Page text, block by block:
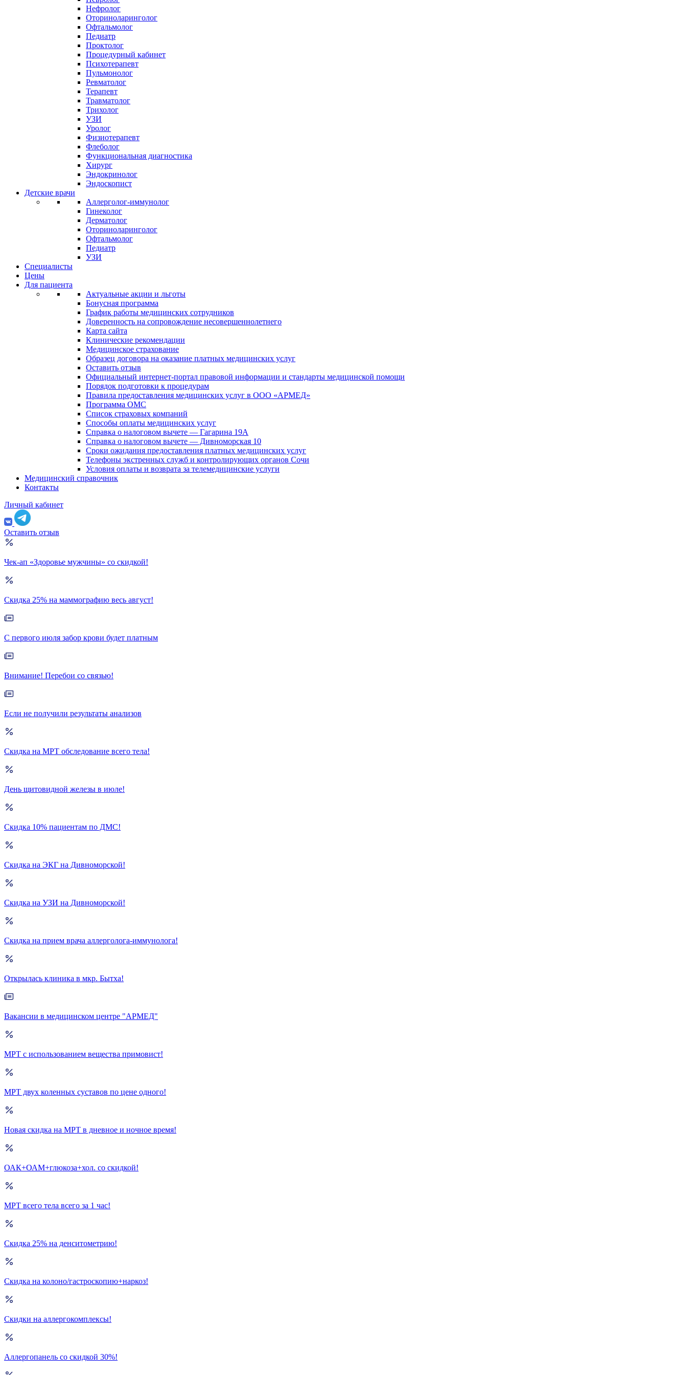
Нефролог
Оториноларинголог
Офтальмолог
Педиатр
Проктолог
Процедурный кабинет
Психотерапевт
Пульмонолог
Ревматолог
Терапевт
Травматолог
Трихолог
УЗИ
Уролог
Физиотерапевт
Флеболог
Функциональная диагностика
Хирург
Эндокринолог
Эндоскопист
Детские врачи
Аллерголог-иммунолог
Гинеколог
Дерматолог
Оториноларинголог
Офтальмолог
Педиатр
УЗИ
Специалисты
Цены
Для пациента
Актуальные акции и льготы
Бонусная программа
График работы медицинских сотрудников
Доверенность на сопровождение несовершеннолетнего
Карта сайта
Клинические рекомендации
Медицинское страхование
Образец договора на оказание платных медицинских услуг
Оставить отзыв
Официальный интернет-портал правовой информации и стандарты медицинской помощи
Порядок подготовки к процедурам
Правила предоставления медицинских услуг в ООО «АРМЕД»
Программа ОМС
Список страховых компаний
Способы оплаты медицинских услуг
Справка о налоговом вычете — Гагарина 19А
Справка о налоговом вычете — Дивноморская 10
Сроки ожидания предоставления платных медицинских услуг
Телефоны экстренных служб и контролирующих органов Сочи
Условия оплаты и возврата за телемедицинские услуги
Медицинский справочник
Контакты
Личный кабинет
Оставить отзыв
Чек-ап «Здоровье мужчины» со скидкой!
Скидка 25% на маммографию весь август!
С первого июля забор крови будет платным
Внимание! Перебои со связью!
Если не получили результаты анализов
Скидка на МРТ обследование всего тела!
День щитовидной железы в июле!
Скидка 10% пациентам по ДМС!
Скидка на ЭКГ на Дивноморской!
Скидка на УЗИ на Дивноморской!
Скидка на прием врача аллерголога-иммунолога!
Открылась клиника в мкр. Бытха!
Вакансии в медицинском центре "АРМЕД"
МРТ с использованием вещества примовист!
МРТ двух коленных суставов по цене одного!
Новая скидка на МРТ в дневное и ночное время!
ОАК+ОАМ+глюкоза+хол. со скидкой!
МРТ всего тела всего за 1 час!
Скидка 25% на денситометрию!
Скидка на колоно/гастроскопию+наркоз!
Скидки на аллергокомплексы!
Аллергопанель со скидкой 30%!